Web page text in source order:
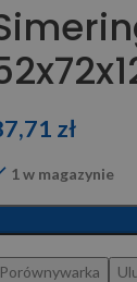
zł
1 w magazynie
Porównywarka